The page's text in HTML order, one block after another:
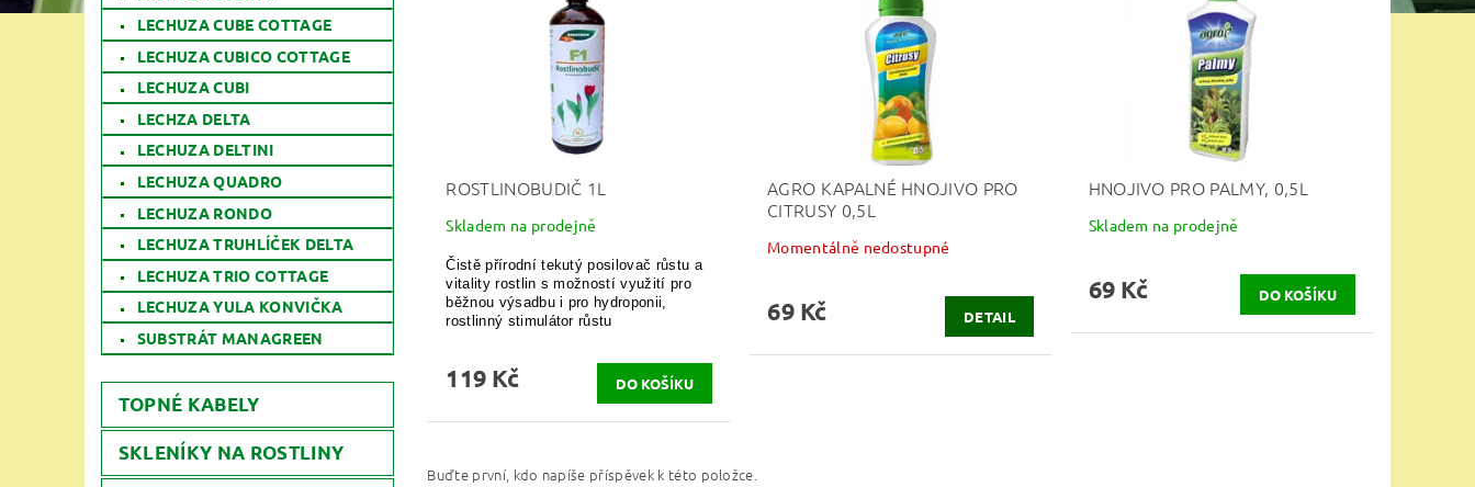
LECHUZA CUBE COTTAGE
LECHUZA CUBICO COTTAGE
LECHUZA CUBI
LECHZA DELTA
LECHUZA DELTINI
LECHUZA QUADRO
LECHUZA RONDO
LECHUZA TRUHLÍČEK DELTA
LECHUZA TRIO COTTAGE
LECHUZA YULA KONVIČKA
SUBSTRÁT MANAGREEN
TOPNÉ KABELY
SKLENÍKY NA ROSTLINY
ROSTLINOBUDIČ 1L
Skladem na prodejně
Čistě přírodní tekutý posilovač růstu a
vitality rostlin s možností využití pro
běžnou výsadbu i pro hydroponii,
rostlinný stimulátor růstu
119 Kč
AGRO KAPALNÉ HNOJIVO PRO
CITRUSY 0,5L
Momentálně nedostupné
69 Kč DETAIL
HNOJIVO PRO PALMY, 0,5L
Skladem na prodejně
69 Kč
Buďte první, kdo napíše příspěvek k této položce.